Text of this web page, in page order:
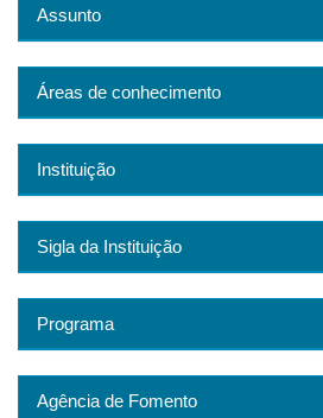
Assunto
Áreas de conhecimento
Instituição
Sigla da Instituição
Programa
Agência de Fomento